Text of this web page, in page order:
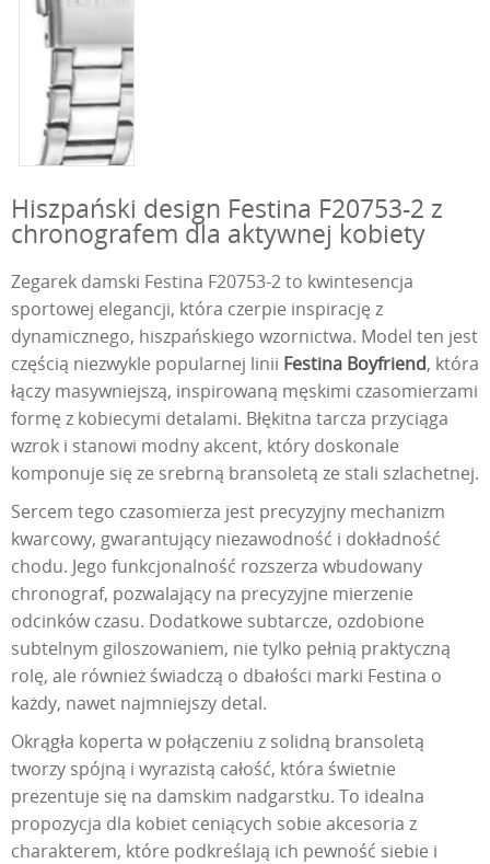
Hiszpański design Festina F20753-2 z
chronografem dla aktywnej kobiety
Zegarek damski Festina F20753-2 to kwintesencja
sportowej elegancji, która czerpie inspirację z
dynamicznego, hiszpańskiego wzornictwa. Model ten jest
częścią niezwykle popularnej linii Festina Boyfriend, która
łączy masywniejszą, inspirowaną męskimi czasomierzami
formę z kobiecymi detalami. Błękitna tarcza przyciąga
wzrok i stanowi modny akcent, który doskonale
komponuje się ze srebrną bransoletą ze stali szlachetnej.
Sercem tego czasomierza jest precyzyjny mechanizm
kwarcowy, gwarantujący niezawodność i dokładność
chodu. Jego funkcjonalność rozszerza wbudowany
chronograf, pozwalający na precyzyjne mierzenie
odcinków czasu. Dodatkowe subtarcze, ozdobione
subtelnym giloszowaniem, nie tylko pełnią praktyczną
rolę, ale również świadczą o dbałości marki Festina o
każdy, nawet najmniejszy detal.
Okrągła koperta w połączeniu z solidną bransoletą
tworzy spójną i wyrazistą całość, która świetnie
prezentuje się na damskim nadgarstku. To idealna
propozycja dla kobiet ceniących sobie akcesoria z
charakterem, które podkreślają ich pewność siebie i